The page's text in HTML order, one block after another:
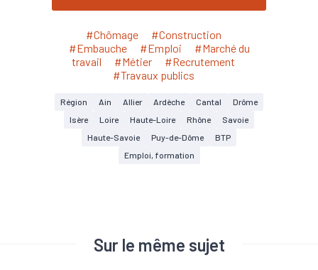
#Chômage
#Construction
#Embauche
#Emploi
#Marché du
travail
#Métier
#Recrutement
#Travaux publics
Région Ain Allier Ardèche Cantal
Drôme
Isère
Loire Haute-Loire Rhône
Savoie
Haute-Savoie
Puy-de-Dôme
BTP
Emploi, formation
Sur le même sujet